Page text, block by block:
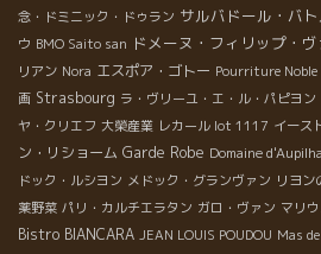
念・ドミニック・ドゥラン サルバドール・バ
ウ BMO Saito san ドメーヌ・フィリップ・
リアン Nora エスポア・ゴトー Pourriture Noble
画 Strasbourg ラ・ヴリーユ・エ・ル・パピヨン
ヤ・クリエフ 大榮産業 レカール lot 1117 イース
ン・リショーム Garde Robe Domaine
ドック・ルシヨン メドック・グランヴァン リヨン
薬野菜 パリ・カルチエラタン ガロ・ヴァン マリ
Bistro BIANCARA JEAN LOUIS POUDOU Mas